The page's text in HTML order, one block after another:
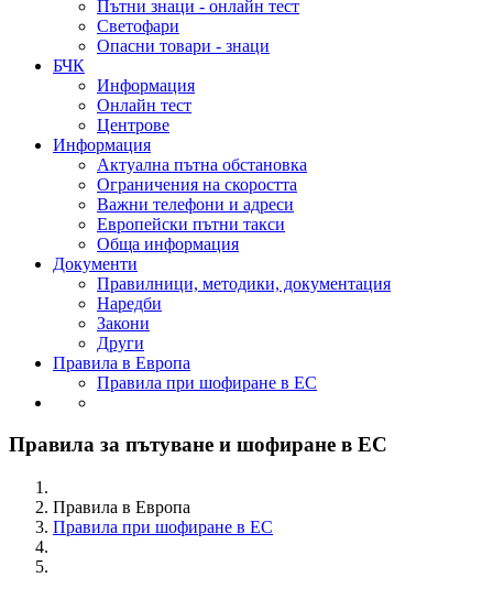
Пътни знаци - онлайн тест
Светофари
Опасни товари - знаци
БЧК
Информация
Онлайн тест
Центрове
Информация
Актуална пътна обстановка
Ограничения на скоростта
Важни телефони и адреси
Европейски пътни такси
Обща информация
Документи
Правилници, методики, документация
Наредби
Закони
Други
Правила в Европа
Правила при шофиране в ЕС
Правила за пътуване и шофиране в ЕС
Правила в Европа
Правила при шофиране в ЕС